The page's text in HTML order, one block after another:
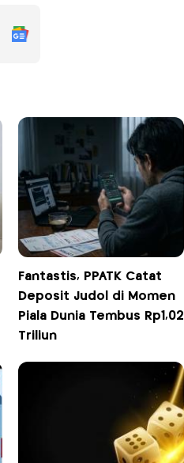
Fantastis, PPATK Catat
Deposit Judol di Momen
Piala Dunia Tembus Rp1,02
Triliun